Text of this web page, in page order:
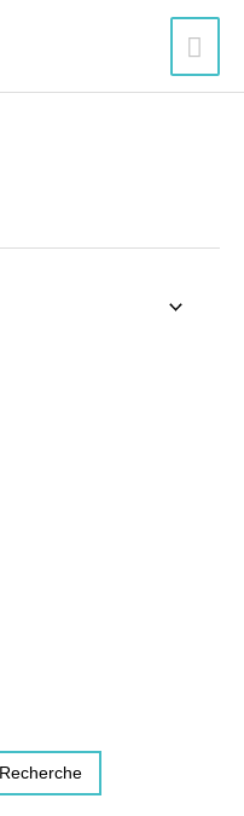
Recherche